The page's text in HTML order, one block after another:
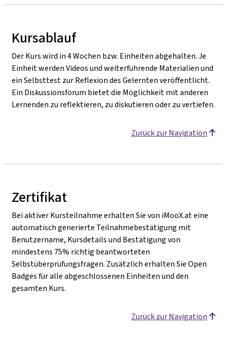
Kursablauf
Der Kurs wird in 4 Wochen bzw. Einheiten abgehalten. Je
Einheit werden Videos und weiterführende Materialien und
ein Selbsttest zur Reflexion des Gelernten veröffentlicht.
Ein Diskussionsforum bietet die Möglichkeit mit anderen
Lernenden zu reflektieren, zu diskutieren oder zu vertiefen.
Zurück zur Navigation
Zertifikat
Bei aktiver Kursteilnahme erhalten Sie von iMooX.at eine
automatisch generierte Teilnahmebestätigung mit
Benutzername, Kursdetails und Bestätigung von
mindestens 75% richtig beantworteten
Selbstüberprüfungsfragen. Zusätzlich erhalten Sie Open
Badges für alle abgeschlossenen Einheiten und den
gesamten Kurs.
Zurück zur Navigation